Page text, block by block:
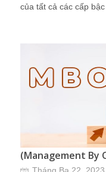
của tất cả các cấp bậc
(Management By